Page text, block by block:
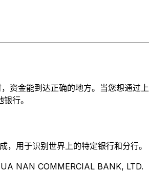
资金能到达正确的地方。当您想通
行。
用于识别世界上的特定银行和分行。
NAN COMMERCIAL BANK, LTD.